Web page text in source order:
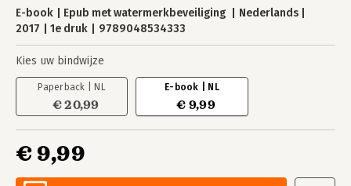
E-book Epub met watermerkbeveiliging
Nederlands
2017
1e druk 9789048534333
Kies uw bindwijze
Paperback | NL
€ 20,99
E-book | NL
€ 9,99
€ 9,99